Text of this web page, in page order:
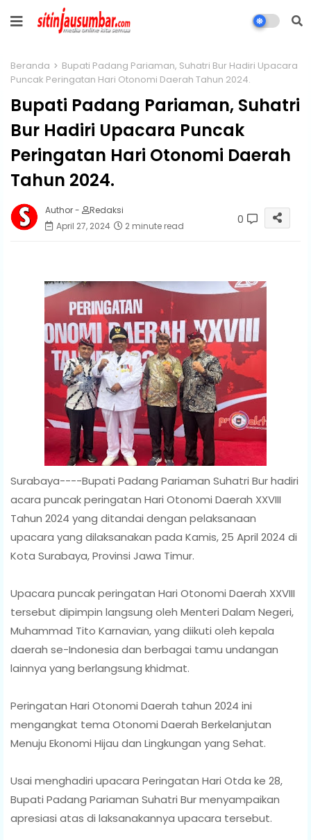
Beranda
Bupati Padang Pariaman, Suhatri Bur Hadiri Upacara
Puncak Peringatan Hari Otonomi Daerah Tahun 2024.
Bupati Padang Pariaman, Suhatri
Bur Hadiri Upacara Puncak
Peringatan Hari Otonomi Daerah
Tahun 2024.
Author -
Redaksi
April 27, 2024
2 minute read 0
Surabaya----Bupati Padang Pariaman Suhatri Bur hadiri
acara puncak peringatan Hari Otonomi Daerah XXVIII
Tahun 2024 yang ditandai dengan pelaksanaan
upacara yang dilaksanakan pada Kamis, 25 April 2024 di
Kota Surabaya, Provinsi Jawa Timur.
Upacara puncak peringatan Hari Otonomi Daerah XXVIII
tersebut dipimpin langsung oleh Menteri Dalam Negeri,
Muhammad Tito Karnavian, yang diikuti oleh kepala
daerah se-Indonesia dan berbagai tamu undangan
lainnya yang berlangsung khidmat.
Peringatan Hari Otonomi Daerah tahun 2024 ini
mengangkat tema Otonomi Daerah Berkelanjutan
Menuju Ekonomi Hijau dan Lingkungan yang Sehat.
Usai menghadiri upacara Peringatan Hari Otda ke 28,
Bupati Padang Pariaman Suhatri Bur menyampaikan
apresiasi atas di laksanakannya upacara tersebut.